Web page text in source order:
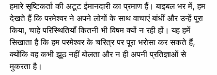
हमारे सृष्टिकर्ता की अटूट ईमानदारी का प्रमाण हैं। बाइबल भर में, हम
देखते हैं कि परमेश्वर ने अपने लोगों के साथ वाचाएं बांधीं और उन्हें पूरा
किया, चाहे परिस्थितियाँ कितनी भी विषम क्यों न रही हों। यह हमें
सिखाता है कि हम परमेश्वर के चरित्र पर पूरा भरोसा कर सकते हैं,
क्योंकि वह कभी झूठ नहीं बोलता और न ही अपनी प्रतिज्ञाओं से
मुकरता है।